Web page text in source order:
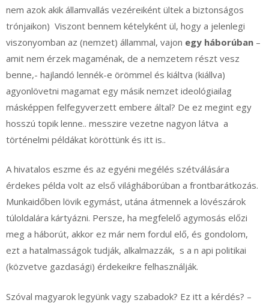
nem azok akik államvallás vezéreiként ültek a biztonságos
trónjaikon) Viszont bennem kételyként ül, hogy a jelenlegi
viszonyomban az (nemzet) állammal, vajon egy háborúban –
amit nem érzek magaménak, de a nemzetem részt vesz
benne,- hajlandó lennék-e örömmel és kiáltva (kiállva)
agyonlövetni magamat egy másik nemzet ideológiailag
másképpen felfegyverzett embere által? De ez megint egy
hosszú topik lenne.. messzire vezetne nagyon látva a
történelmi példákat köröttünk és itt is..
A hivatalos eszme és az egyéni megélés szétválására
érdekes példa volt az első világháborúban a frontbarátkozás.
Munkaidőben lövik egymást, utána átmennek a lövészárok
túloldalára kártyázni. Persze, ha megfelelő agymosás előzi
meg a háborút, akkor ez már nem fordul elő, és gondolom,
ezt a hatalmasságok tudják, alkalmazzák, s a n api politikai
(közvetve gazdasági) érdekeikre felhasználják.
Szóval magyarok legyünk vagy szabadok? Ez itt a kérdés? –